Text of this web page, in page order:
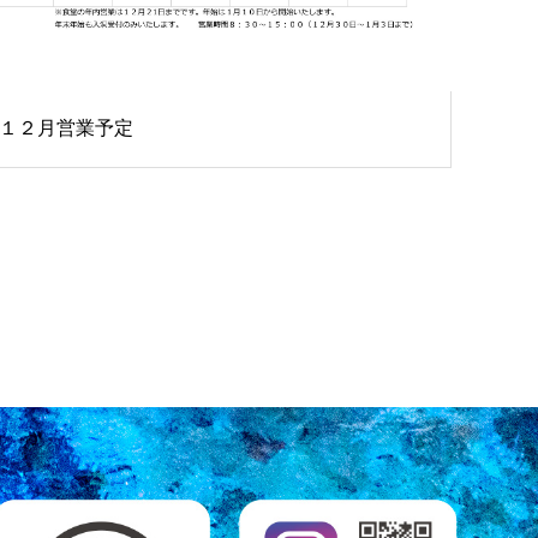
１２月営業予定